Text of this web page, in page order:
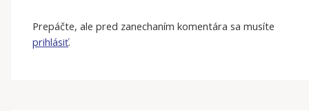
Prepáčte, ale pred zanechaním komentára sa musíte
prihlásiť.